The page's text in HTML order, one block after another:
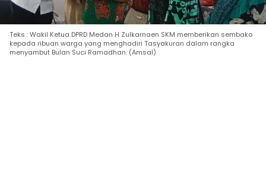
Teks : Wakil Ketua DPRD Medan H Zulkarnaen SKM memberikan sembako
kepada ribuan warga yang menghadiri Tasyakuran dalam rangka
menyambut Bulan Suci Ramadhan. (Amsal)